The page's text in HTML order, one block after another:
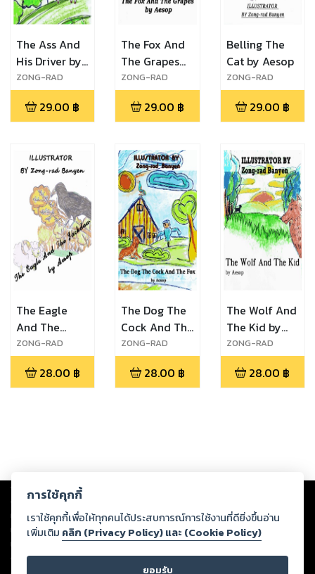
The Ass And
His Driver by
Aesop
ZONG-RAD
Banyen
29.00 ฿
The Fox And
The Grapes
by Aesop
ZONG-RAD
Banyen
29.00 ฿
Belling The
Cat by Aesop
ZONG-RAD
Banyen
29.00 ฿
The Eagle
And The
Jackdaw by
Aesop
ZONG-RAD
Banyen
28.00 ฿
The Dog The
Cock And The
Fox by Aesop
ZONG-RAD
Banyen
28.00 ฿
The Wolf And
The Kid by
Aesop
ZONG-RAD
Banyen
28.00 ฿
Copyright © 2026
ต่อผลงานหรือเนื้อหาใดที่อัปโหลดผ่านเว็บไซต์และปรากฏว่าละเมิดสิทธิใน
ทรัพย์สินทางปัญญาของบุคคลอื่นหรือขัดต่อกฎหมายและศีลธรรม ดังนั้น ผู้อ่าน
ทุกท่านโปรดใช้วิจารณญาณในการกลั่นกรองด้วยตนเอง และหากท่านพบว่าส่วน
หนึ่งส่วนใดขัดต่อกฎหมายและศีลธรรม กรุณาแจ้งมายังบริษัท เพื่อทีมงานจะได้
ดำเนินการในทันที ทั้งนี้ ทางสตอรี่ล็อกขอสงวนลิขสิทธิ์ตามพระราชบัญญัติ
การใช้คุกกี้
เราใช้คุกกี้เพื่อให้ทุกคนได้ประสบการณ์การใช้งานที่ดียิ่งขึ้นอ่าน
เพิ่มเติม คลิก (Privacy Policy) และ (Cookie Policy)
ยอมรับ